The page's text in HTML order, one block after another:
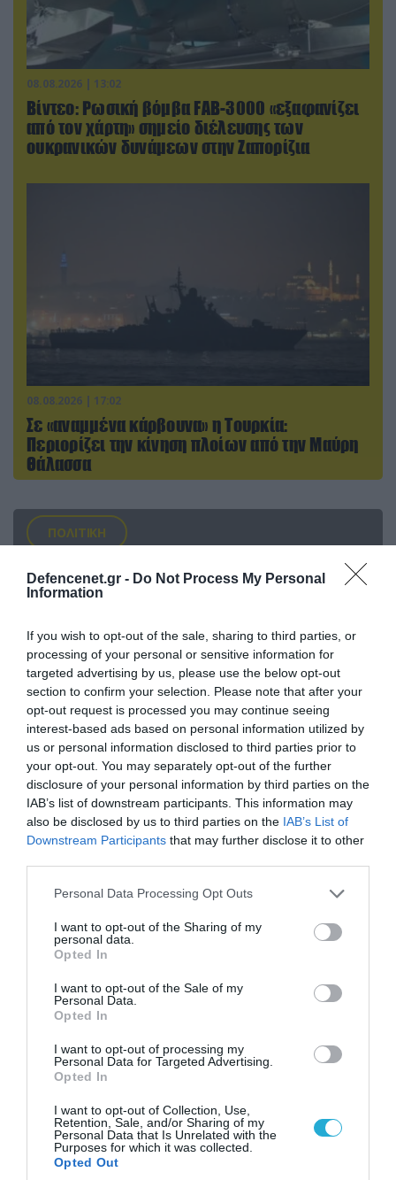
Defencenet.gr - Do Not Process My Personal
Information
If you wish to opt-out of the sale, sharing to third parties, or
processing of your personal or sensitive information for
targeted advertising by us, please use the below opt-out
section to confirm your selection. Please note that after your
opt-out request is processed you may continue seeing
interest-based ads based on personal information utilized by
us or personal information disclosed to third parties prior to
your opt-out. You may separately opt-out of the further
disclosure of your personal information by third parties on the
IAB’s list of downstream participants. This information may
also be disclosed by us to third parties on the IAB’s List of
Downstream Participants that may further disclose it to other
Please note that this website/app uses one or more Google
not limited to your visit or usage behaviour. You may click to
grant or deny consent to Google and its third-party tags to
use your data for below specified purposes in below Google
consent section.
Personal Data Processing Opt Outs
I want to opt-out of the Sharing of my
personal data.
Opted In
I want to opt-out of the Sale of my
Personal Data.
Opted In
I want to opt-out of processing my
Personal Data for Targeted Advertising.
Opted In
I want to opt-out of Collection, Use,
Retention, Sale, and/or Sharing of my
Personal Data that Is Unrelated with the
Purposes for which it was collected.
Opted Out
08.08.2026 | 13:02
Βίντεο: Ρωσική βόμβα FAB-3000 «εξαφανίζει
από τον χάρτη» σημείο διέλευσης των
ουκρανικών δυνάμεων στην Ζαπορίζια
08.08.2026 | 17:02
Σε «αναμμένα κάρβουνα» η Τουρκία:
Περιορίζει την κίνηση πλοίων από την Μαύρη
Θάλασσα
ΠΟΛΙΤΙΚΗ
08.08.2026 | 09:02
«Η απόλυτη τραγωδία»: Η «αιχμηρή» ανάρτηση
του Αρκά για τα τατουάζ (φωτο)
07.08.2026 | 20:02
Κωνσταντίνο Ζούλα από τον ΣΚΑΪ – Ο λόγος της
απομάκρυνσής του